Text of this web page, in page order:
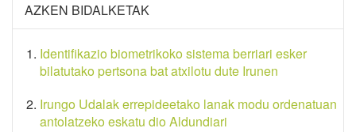
AZKEN BIDALKETAK
Identifikazio biometrikoko sistema berriari esker
bilatutako pertsona bat atxilotu dute Irunen
Irungo Udalak errepideetako lanak modu ordenatuan
antolatzeko eskatu dio Aldundiari